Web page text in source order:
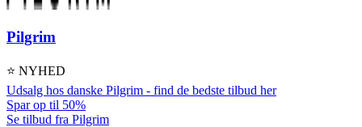
Pilgrim
⭐ NYHED
Udsalg hos danske Pilgrim - find de bedste tilbud her
Spar op til 50%
Se tilbud fra Pilgrim